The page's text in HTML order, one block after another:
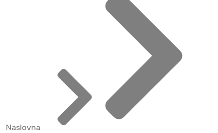
Naslovna